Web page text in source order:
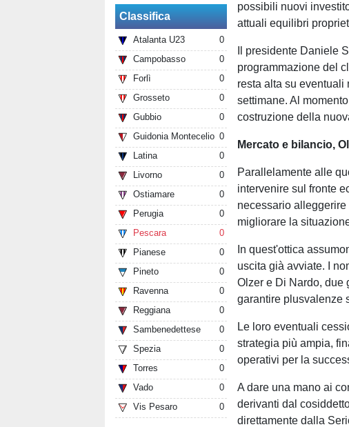
Classifica
Atalanta U23
0
Campobasso
0
Forlì
0
Grosseto
0
Gubbio
0
Guidonia Montecelio 0
Latina
0
Livorno
0
Ostiamare
0
Perugia
0
Pescara
0
Pianese
0
Pineto
0
Ravenna
0
Reggiana
0
Sambenedettese
0
Spezia
0
Torres
0
Vado
0
Vis Pesaro
0
possibili nuovi
attuali equilibri
Il presidente Daniele
programmazione del
resta alta su eventuali
settimane. Al
costruzione della
Mercato e bilancio,
Parallelamente alle
intervenire sul fronte
necessario
migliorare la
In quest'ottica
uscita già avviate. I
Olzer e Di Nardo, due
garantire plusvalenze
Le loro eventuali
strategia più ampia,
operativi per la
A dare una mano ai
derivanti dal
direttamente dalla